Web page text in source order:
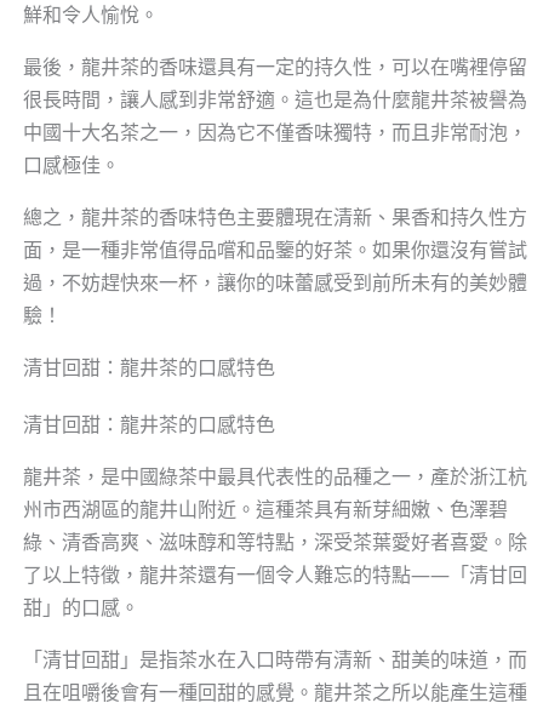
鮮和令人愉悅。
最後，龍井茶的香味還具有一定的持久性，可以在嘴裡停留
很長時間，讓人感到非常舒適。這也是為什麼龍井茶被譽為
中國十大名茶之一，因為它不僅香味獨特，而且非常耐泡，
口感極佳。
總之，龍井茶的香味特色主要體現在清新、果香和持久性方
面，是一種非常值得品嚐和品鑒的好茶。如果你還沒有嘗試
過，不妨趕快來一杯，讓你的味蕾感受到前所未有的美妙體
驗！
清甘回甜：龍井茶的口感特色
清甘回甜：龍井茶的口感特色
龍井茶，是中國綠茶中最具代表性的品種之一，產於浙江杭
州市西湖區的龍井山附近。這種茶具有新芽細嫩、色澤碧
綠、清香高爽、滋味醇和等特點，深受茶葉愛好者喜愛。除
了以上特徵，龍井茶還有一個令人難忘的特點——「清甘回
甜」的口感。
「清甘回甜」是指茶水在入口時帶有清新、甜美的味道，而
且在咀嚼後會有一種回甜的感覺。龍井茶之所以能產生這種